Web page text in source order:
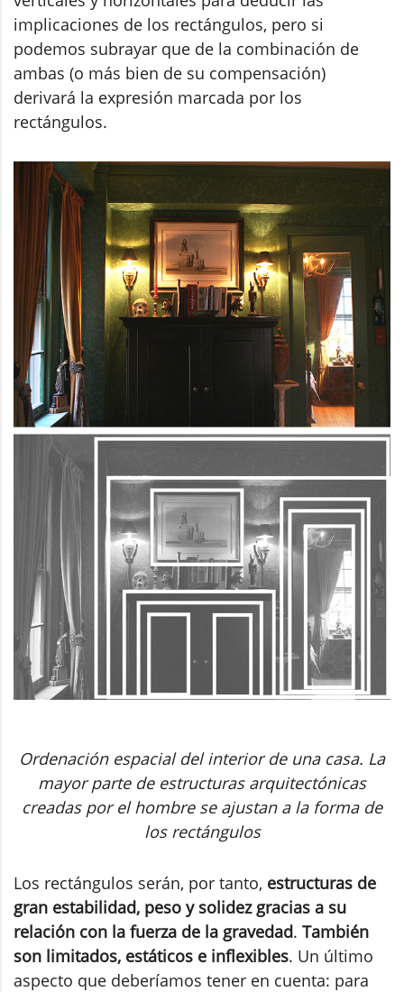
implicaciones de los rectángulos, pero si
podemos subrayar que de la combinación de
ambas (o más bien de su compensación)
derivará la expresión marcada por los
rectángulos.
Ordenación espacial del interior de una casa. La
mayor parte de estructuras arquitectónicas
creadas por el hombre se ajustan a la forma de
los rectángulos
Los rectángulos serán, por tanto, estructuras de
gran estabilidad, peso y solidez gracias a su
relación con la fuerza de la gravedad. También
son limitados, estáticos e inflexibles. Un último
aspecto que deberíamos tener en cuenta: para